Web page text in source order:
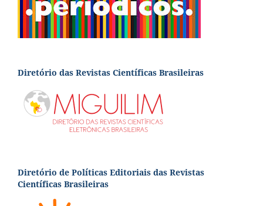
Diretório das Revistas Científicas Brasileiras
Diretório de Políticas Editoriais das Revistas
Científicas Brasileiras